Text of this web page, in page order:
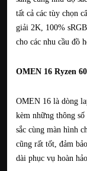
tất cả các tùy chọn
giải 2K, 100%
cho các nhu cầu đồ
OMEN 16 Ryzen
OMEN 16 là dòng
kèm những thông
sắc cùng màn hình
cũng rất tốt, đảm
dài phục vụ hoàn